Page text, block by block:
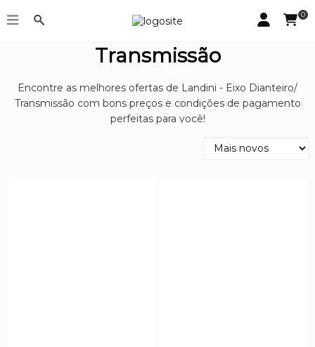
0
Landini - Eixo Dianteiro/
Transmissão
Encontre as melhores ofertas de Landini - Eixo Dianteiro/
Transmissão com bons preços e condições de pagamento
perfeitas para você!